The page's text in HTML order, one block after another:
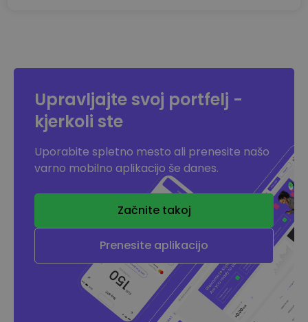
Upravljajte svoj portfelj -
kjerkoli ste
Uporabite spletno mesto ali prenesite našo
varno mobilno aplikacijo še danes.
Začnite takoj
Prenesite aplikacijo